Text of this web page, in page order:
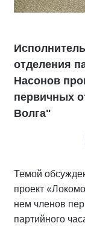
отделения
Насонов
первичных
Волга"
Темой
проект
нем членов
партийного